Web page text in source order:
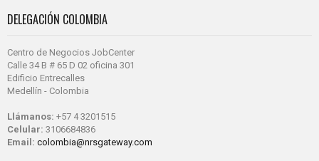
DELEGACIÓN COLOMBIA
Centro de Negocios JobCenter
Calle 34 B # 65 D 02 oficina 301
Edificio Entrecalles
Medellín - Colombia
Llámanos: +57 4 3201515
Celular: 3106684836
Email: colombia@nrsgateway.com